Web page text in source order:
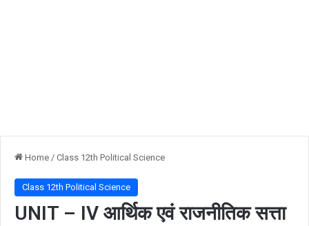
Home / Class 12th Political Science
Class 12th Political Science
UNIT – IV आर्थिक एवं राजनीतिक सत्ता